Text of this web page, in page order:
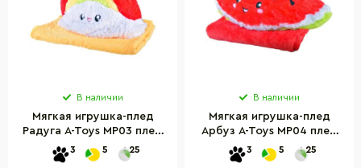
В наличии
Мягкая игрушка-плед
Радуга A-Toys MP03 плед
80*120 см
3 5 25
В наличии
Мягкая игрушка-плед
Арбуз A-Toys MP04 плед
80*120 см
3 5 25